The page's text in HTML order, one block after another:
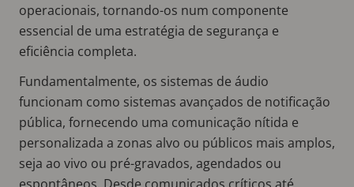
operacionais, tornando-os num componente
essencial de uma estratégia de segurança e
eficiência completa.
Fundamentalmente, os sistemas de áudio
funcionam como sistemas avançados de notificação
pública, fornecendo uma comunicação nítida e
personalizada a zonas alvo ou públicos mais amplos,
seja ao vivo ou pré-gravados, agendados ou
espontâneos. Desde comunicados críticos até